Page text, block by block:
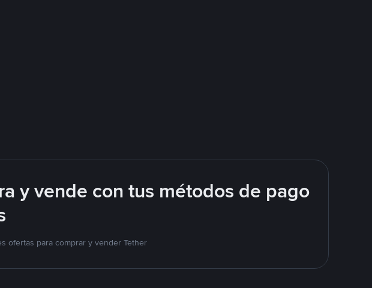
y vende con tus métodos de pago
ofertas para comprar y vender Tether